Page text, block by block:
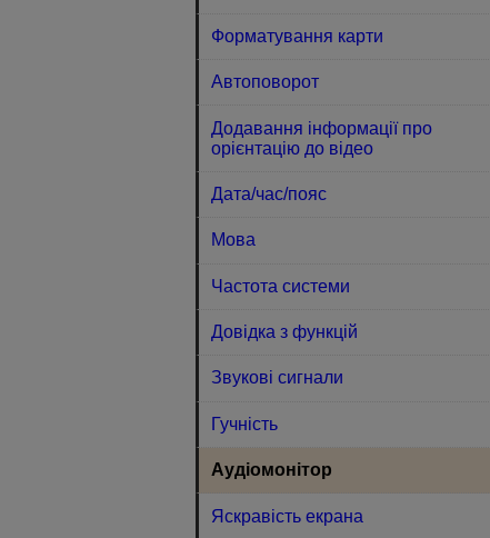
Форматування карти
Автоповорот
Додавання інформації про
орієнтацію до відео
Дата/час/пояс
Мова
Частота системи
Довідка з функцій
Звукові сигнали
Гучність
Аудіомонітор
Яскравість екрана